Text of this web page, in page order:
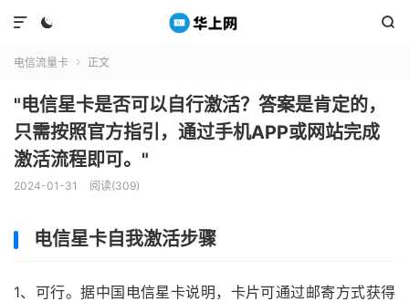
 

电信流量卡  正文
"电信星卡是否可以自行激活？答案是肯定的，
只需按照官方指引，通过手机APP或网站完成
激活流程即可。"
2024-01-31 阅读(309)
电信星卡自我激活步骤
1、可行。据中国电信星卡说明，卡片可通过邮寄方式获得